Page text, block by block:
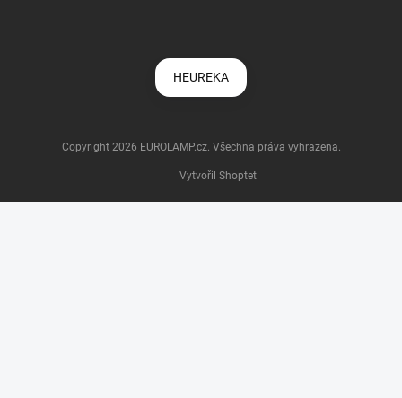
HEUREKA
Vytvořil Shoptet
Copyright 2026 EUROLAMP.cz. Všechna práva vyhrazena.